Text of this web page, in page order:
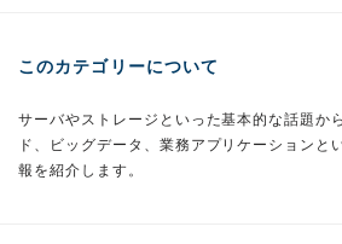
このカテゴリーについて
サーバやストレージといった基本的な話題か
ド、ビッグデータ、業務アプリケーションと
報を紹介します。